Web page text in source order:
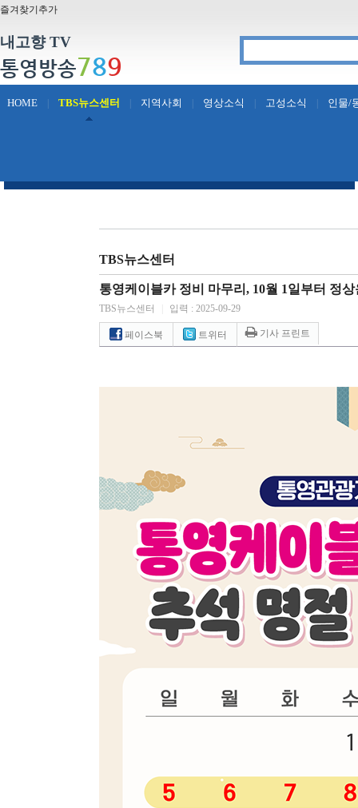
즐겨찾기추가
내고향 TV
통영방송789
HOME TBS뉴스센터 지역사회 영상소식 고성소식 인물/
TBS뉴스센터
통영케이블카 정비 마무리, 10월 1일부터 정상
TBS뉴스센터 입력 : 2025-09-29
페이스북 트위터 기사 프린트